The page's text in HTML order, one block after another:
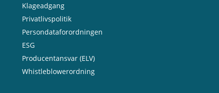
Klageadgang
Privatlivspolitik
Persondataforordningen
ESG
Producentansvar (ELV)
Whistleblowerordning